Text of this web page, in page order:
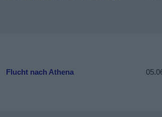
Flucht nach Athena